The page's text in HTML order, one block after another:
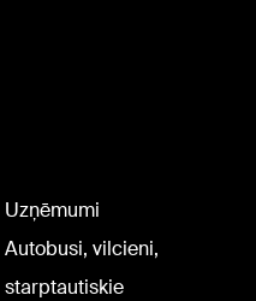
Uzņēmumi
Autobusi, vilcieni,
starptautiskie